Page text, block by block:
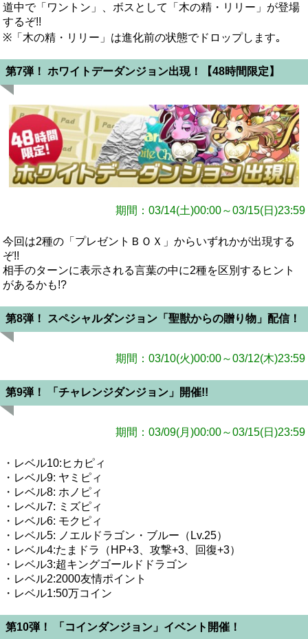
道中で「ワントン」、ボスとして「木の精・リリー」が登場
するぞ!!
※「木の精・リリー」は進化前の状態でドロップします｡
第7弾！ ホワイトデーダンジョン出現！【48時間限定】
期間：03/14(土)00:00～03/15(日)23:59
今回は2種の「プレゼントＢＯＸ」からいずれかが出現する
ぞ!!
相手のターンに表示される言葉の中に2種を区別するヒント
があるかも!?
第8弾！ スペシャルダンジョン「聖獣からの贈り物」配信！
期間：03/10(火)00:00～03/12(木)23:59
第9弾！ 「チャレンジダンジョン」開催!!
期間：03/09(月)00:00～03/15(日)23:59
・レベル10:ヒカピィ
・レベル9: ヤミピィ
・レベル8: ホノピィ
・レベル7: ミズピィ
・レベル6: モクピィ
・レベル5: ノエルドラゴン・ブルー（Lv.25）
・レベル4:たまドラ（HP+3、攻撃+3、回復+3）
・レベル3:超キングゴールドドラゴン
・レベル2:2000友情ポイント
・レベル1:50万コイン
第10弾！ 「コインダンジョン」イベント開催！